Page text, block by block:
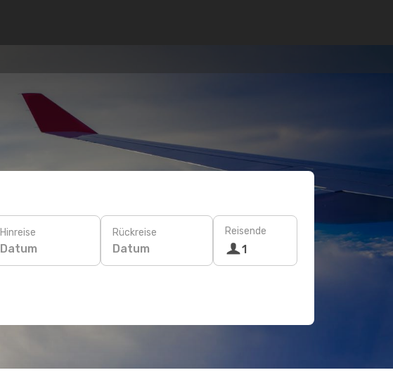
Hinreise
Datum
Rückreise
Datum
Reisende
1